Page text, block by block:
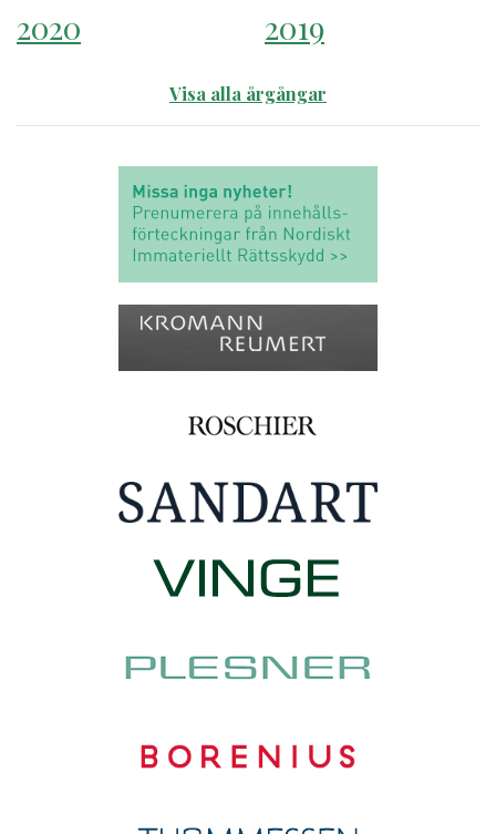
2020
2019
Visa alla årgångar